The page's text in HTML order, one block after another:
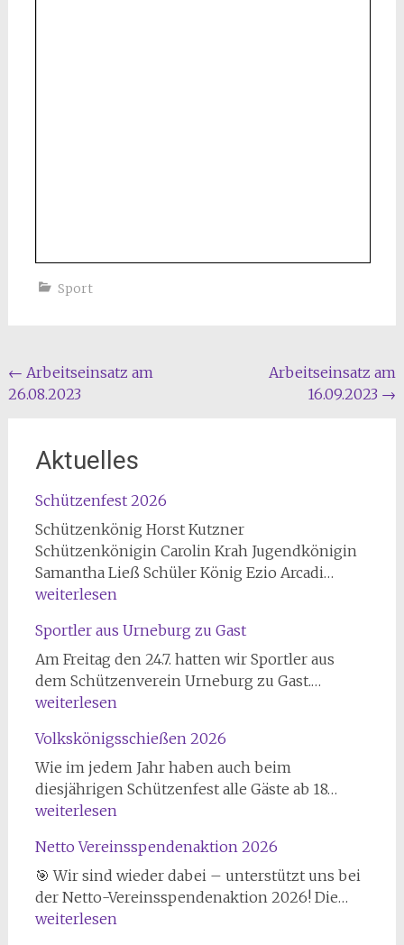
Sport
Beitragsnavigation
← Arbeitseinsatz am
26.08.2023
Arbeitseinsatz am
16.09.2023 →
Aktuelles
Schützenfest 2026
Schützenkönig Horst Kutzner
Schützenkönigin Carolin Krah Jugendkönigin
Samantha Ließ Schüler König Ezio Arcadi…
weiterlesen
Sportler aus Urneburg zu Gast
Am Freitag den 24.7. hatten wir Sportler aus
dem Schützenverein Urneburg zu Gast.…
weiterlesen
Volkskönigsschießen 2026
Wie im jedem Jahr haben auch beim
diesjährigen Schützenfest alle Gäste ab 18…
weiterlesen
Netto Vereinsspendenaktion 2026
🎯 Wir sind wieder dabei – unterstützt uns bei
der Netto-Vereinsspendenaktion 2026! Die…
weiterlesen